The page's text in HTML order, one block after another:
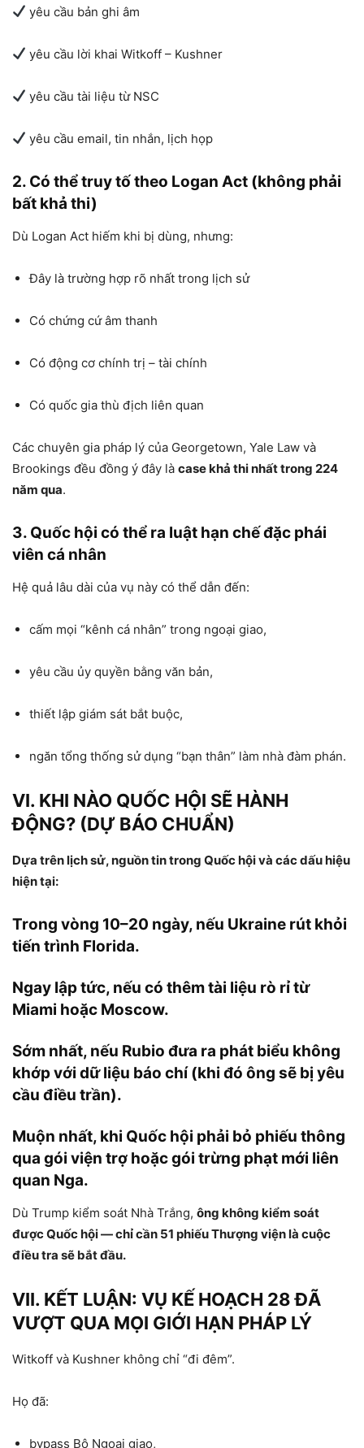
yêu cầu bản ghi âm
yêu cầu lời khai Witkoff – Kushner
yêu cầu tài liệu từ NSC
yêu cầu email, tin nhắn, lịch họp
2. Có thể truy tố theo Logan Act (không phải
bất khả thi)
Dù Logan Act hiếm khi bị dùng, nhưng:
Đây là trường hợp rõ nhất trong lịch sử
Có chứng cứ âm thanh
Có động cơ chính trị – tài chính
Có quốc gia thù địch liên quan
Các chuyên gia pháp lý của Georgetown, Yale Law và
Brookings đều đồng ý đây là case khả thi nhất trong 224
năm qua.
3. Quốc hội có thể ra luật hạn chế đặc phái
viên cá nhân
Hệ quả lâu dài của vụ này có thể dẫn đến:
cấm mọi “kênh cá nhân” trong ngoại giao,
yêu cầu ủy quyền bằng văn bản,
thiết lập giám sát bắt buộc,
ngăn tổng thống sử dụng “bạn thân” làm nhà đàm phán.
VI. KHI NÀO QUỐC HỘI SẼ HÀNH
ĐỘNG? (DỰ BÁO CHUẨN)
Dựa trên lịch sử, nguồn tin trong Quốc hội và các dấu hiệu
hiện tại:
Trong vòng 10–20 ngày, nếu Ukraine rút khỏi
tiến trình Florida.
Ngay lập tức, nếu có thêm tài liệu rò rỉ từ
Miami hoặc Moscow.
Sớm nhất, nếu Rubio đưa ra phát biểu không
khớp với dữ liệu báo chí (khi đó ông sẽ bị yêu
cầu điều trần).
Muộn nhất, khi Quốc hội phải bỏ phiếu thông
qua gói viện trợ hoặc gói trừng phạt mới liên
quan Nga.
Dù Trump kiểm soát Nhà Trắng, ông không kiểm soát
được Quốc hội — chỉ cần 51 phiếu Thượng viện là cuộc
điều tra sẽ bắt đầu.
VII. KẾT LUẬN: VỤ KẾ HOẠCH 28 ĐÃ
VƯỢT QUA MỌI GIỚI HẠN PHÁP LÝ
Witkoff và Kushner không chỉ “đi đêm”.
Họ đã:
bypass Bộ Ngoại giao,